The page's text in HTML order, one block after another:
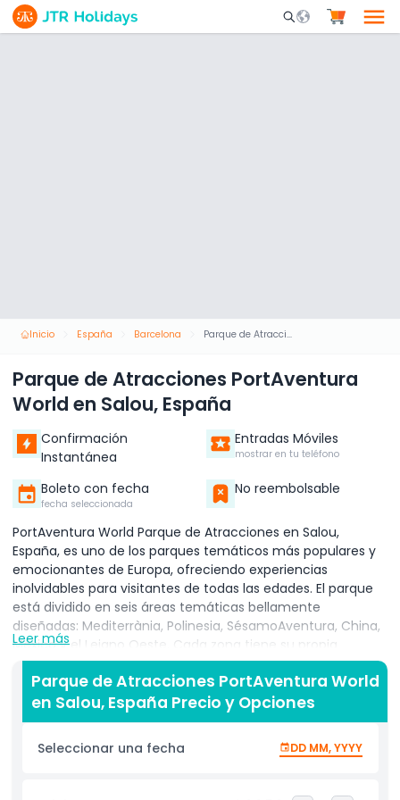
Mobile Search
Inicio España Barcelona Parque de Atracciones PortAventura World en Salou, España
Parque de Atracciones PortAventura
World en Salou, España
Confirmación
Instantánea
Entradas Móviles
mostrar en tu teléfono
Boleto con fecha
fecha seleccionada
No reembolsable
PortAventura World Parque de Atracciones en Salou,
España, es uno de los parques temáticos más populares y
emocionantes de Europa, ofreciendo experiencias
inolvidables para visitantes de todas las edades. El parque
está dividido en seis áreas temáticas bellamente
diseñadas: Mediterrània, Polinesia, SésamoAventura, China,
México y el Lejano Oeste. Cada zona tiene su propia
atmósfera única, atracciones y toques culturales, haciendo
que cada rincón del parque se sienta como una nueva
aventura. Desde montañas rusas de alta velocidad y
atracciones emocionantes hasta atracciones suaves
perfectas para niños, PortAventura tiene algo para todos.
Las familias pueden disfrutar de atracciones divertidas y
buscadores de emociones pueden experimentar
Leer más
Parque de Atracciones PortAventura World
en Salou, España Precio y Opciones
Seleccionar una fecha DD MM, YYYY